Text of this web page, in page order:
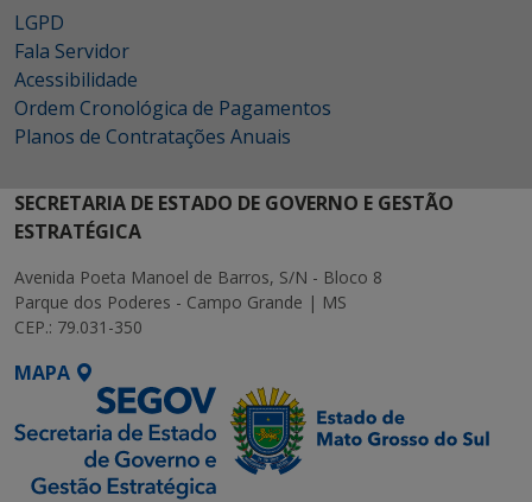
LGPD
Fala Servidor
Acessibilidade
Ordem Cronológica de Pagamentos
Planos de Contratações Anuais
SECRETARIA DE ESTADO DE GOVERNO E GESTÃO
ESTRATÉGICA
Avenida Poeta Manoel de Barros, S/N - Bloco 8
Parque dos Poderes - Campo Grande | MS
CEP.: 79.031-350
MAPA